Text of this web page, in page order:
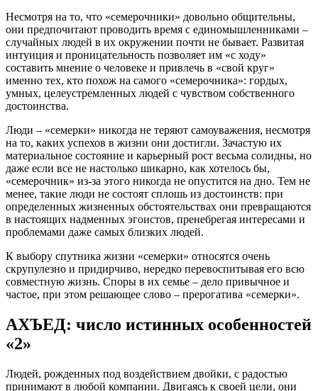
Несмотря на то, что «семерочники» довольно общительны,
они предпочитают проводить время с единомышленниками –
случайных людей в их окружении почти не бывает. Развитая
интуиция и проницательность позволяет им «с ходу»
составить мнение о человеке и привлечь в «свой круг»
именно тех, кто похож на самого «семерочника»: гордых,
умных, целеустремленных людей с чувством собственного
достоинства.
Люди – «семерки» никогда не теряют самоуважения, несмотря
на то, каких успехов в жизни они достигли. Зачастую их
материальное состояние и карьерный рост весьма солидны, но
даже если все не настолько шикарно, как хотелось бы,
«семерочник» из-за этого никогда не опустится на дно. Тем не
менее, такие люди не состоят сплошь из достоинств: при
определенных жизненных обстоятельствах они превращаются
в настоящих надменных эгоистов, пренебрегая интересами и
проблемами даже самых близких людей.
К выбору спутника жизни «семерки» относятся очень
скрупулезно и придирчиво, нередко перевоспитывая его всю
совместную жизнь. Споры в их семье – дело привычное и
частое, при этом решающее слово – прерогатива «семерки».
АХЪЕД: число истинных особенностей
«2»
Людей, рожденных под воздействием двойки, с радостью
принимают в любой компании. Двигаясь к своей цели, они